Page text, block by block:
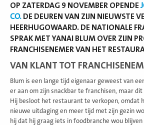
OP ZATERDAG 9 NOVEMBER OPENDE
CO. DE DEUREN VAN ZIJN NIEUWSTE
HEERHUGOWAARD. DE NATIONALE
SPRAK MET YANAI BLUM OVER ZIJN
FRANCHISENEMER VAN HET
VAN KLANT TOT
Blum is een lange tijd eigenaar geweest van
er aan om zijn snackbar te franchisen, maar
Hij besloot het restaurant te verkopen, omdat
nieuwe uitdaging en meer tijd met zijn gezin
hij dat hij graag iets in foodbranche wou blijven